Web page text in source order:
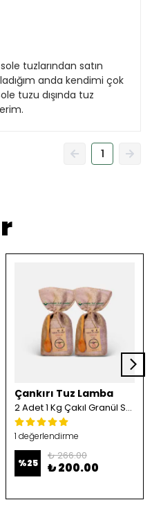
tuzlarından satın
anda kendimi çok
tuzu dışında tuz
1
Çankırı Tuz Lamba
2 Adet 1 Kg Çakıl Granül Sofrada Öğütme Tuzu
1 değerlendirme
%25
₺ 266.00
₺ 200.00